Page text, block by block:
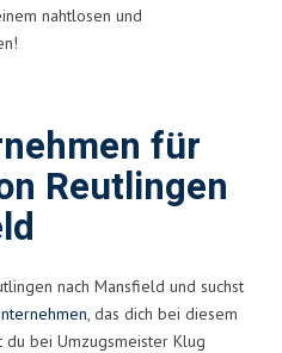
nahtlosen und
für
Reutlingen
nach Mansfield und suchst
, das dich bei diesem
du bei Umzugsmeister Klug